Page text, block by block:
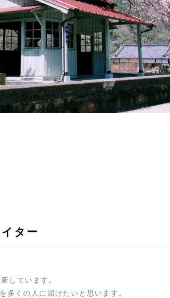
ター
しています。
多くの人に届けたいと思います。